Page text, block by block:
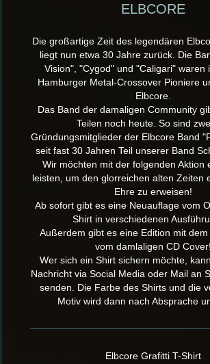
ELBCORE
Die großartige Zeit des legendären
liegt nun etwa 30 Jahre zurück. Die
Vision", "Cygod" und "Caligari" waren
HamburgerMetal-Crossover Pioniere
Elbcore.
Das Band der damaligen Community
Teilen noch heute. So sind
Gründungsmitglieder der Elbcore Band
seit fast 30 Jahren Teil unserer Band
Wir möchten mit der folgenden Aktion
leisten, um den glorreichen alten Zeiten
Ehre zu erweisen!
Ab sofort gibt es eine Neuauflage vom
Shirt in verschiedenen
Außerdem gibt es eine Edition mit
vom damlaligen CD Cover!
Wer sich ein Shirt sichern möchte,
Nachricht via Social Media oder Mail an
senden. Die Farbe des Shirts und die
Motiv wird dann nach Absprache
Elbcore Grafitti T-Shirt